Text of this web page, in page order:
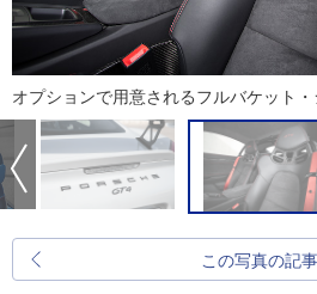
オプションで用意されるフルバケット・
この写真の記